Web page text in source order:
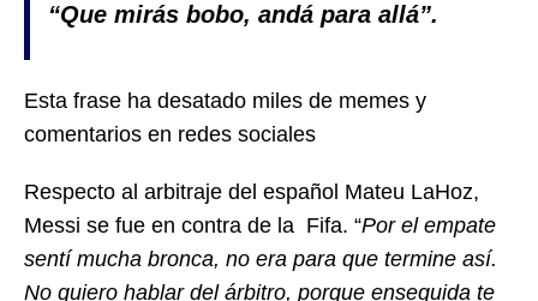
“Que mirás bobo, andá para allá”.
Esta frase ha desatado miles de memes y
comentarios en redes sociales
Respecto al arbitraje del español Mateu LaHoz,
Messi se fue en contra de la Fifa. “Por el empate
sentí mucha bronca, no era para que termine así.
No quiero hablar del árbitro, porque enseguida te